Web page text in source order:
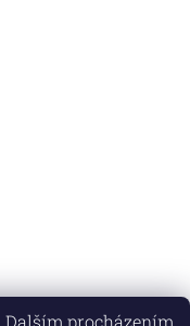
procházením